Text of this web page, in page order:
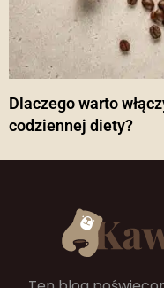
Dlaczego warto
codziennej diety?